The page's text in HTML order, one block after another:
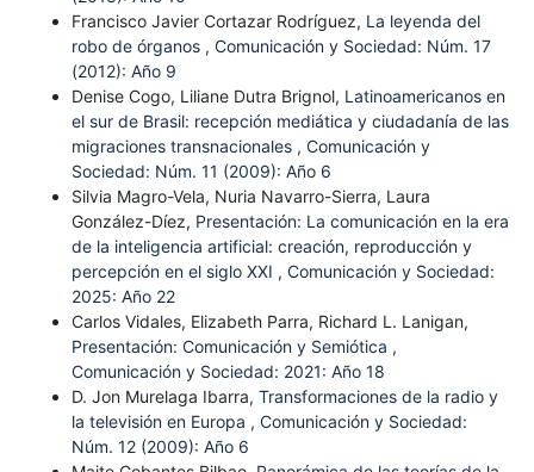
Francisco Javier Cortazar Rodríguez, La leyenda del
robo de órganos , Comunicación y Sociedad: Núm. 17
(2012): Año 9
Denise Cogo, Liliane Dutra Brignol, Latinoamericanos en
el sur de Brasil: recepción mediática y ciudadanía de las
migraciones transnacionales , Comunicación y
Sociedad: Núm. 11 (2009): Año 6
Silvia Magro-Vela, Nuria Navarro-Sierra, Laura
González-Díez, Presentación: La comunicación en la era
de la inteligencia artificial: creación, reproducción y
percepción en el siglo XXI , Comunicación y Sociedad:
2025: Año 22
Carlos Vidales, Elizabeth Parra, Richard L. Lanigan,
Presentación: Comunicación y Semiótica ,
Comunicación y Sociedad: 2021: Año 18
D. Jon Murelaga Ibarra, Transformaciones de la radio y
la televisión en Europa , Comunicación y Sociedad:
Núm. 12 (2009): Año 6